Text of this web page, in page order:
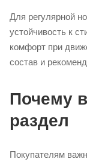
Для регулярной
устойчивость к
комфорт при
состав и
Почему
раздел
Покупателям